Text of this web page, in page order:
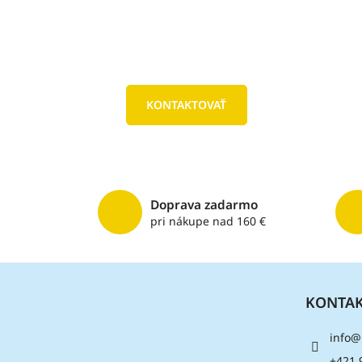
KONTAKTOVAŤ
Doprava zadarmo
pri nákupe nad 160 €
info@